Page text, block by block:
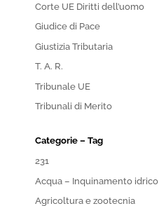
Corte UE Diritti dell’uomo
Giudice di Pace
Giustizia Tributaria
T. A. R.
Tribunale UE
Tribunali di Merito
Categorie – Tag
231
Acqua – Inquinamento idrico
Agricoltura e zootecnia